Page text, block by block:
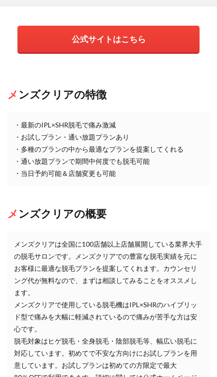
メンズクリアの特徴
・最新のIPL×SHR脱毛で痛み激減
・お試しプラン・通い放題プランあり
・多種のプランの中から最適なプランを提案してくれる
・通い放題プランで期間中何度でも脱毛可能
・当日予約可能＆店舗変更も可能
メンズクリアの概要
メンズクリアは全国に100店舗以上店舗展開している業界大手
の脱毛サロンです。メンズクリアでの豊富な脱毛実績を元に
お客様に最適な脱毛プランを提案してくれます。カウンセリ
ング代が無料なので、まずは相談してみることをオススメし
ます。
メンズクリアで使用している脱毛機はIPL×SHRのハイブリッ
ド型で痛みを大幅に軽減されているので痛みが苦手な方は安
心です。
脱毛対象はヒゲ脱毛・全身脱毛・陰部脱毛等、幅広い脱毛に
対応しています。初めてで不安な方向けにお試しプランを用
意しています。お試しプランは初めての方限定で最大